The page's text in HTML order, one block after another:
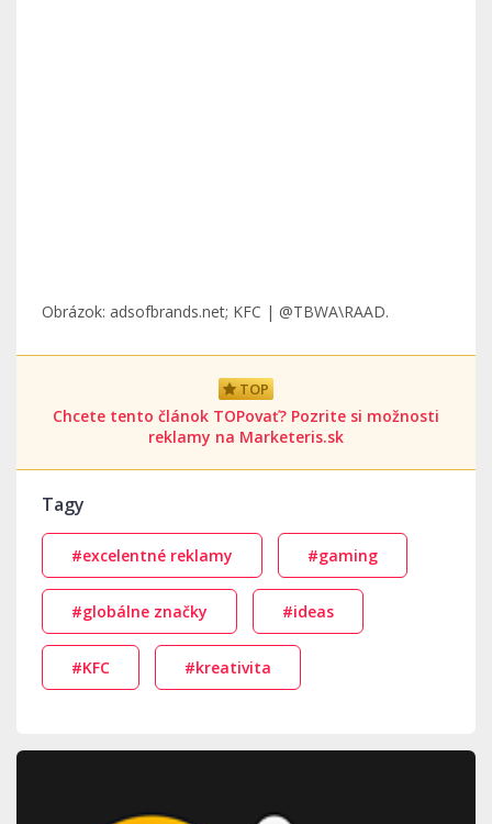
Obrázok: adsofbrands.net; KFC | @TBWA\RAAD.
TOP
Chcete tento článok TOPovať? Pozrite si možnosti
reklamy na Marketeris.sk
Tagy
#excelentné reklamy #gaming
#globálne značky #ideas
#KFC #kreativita